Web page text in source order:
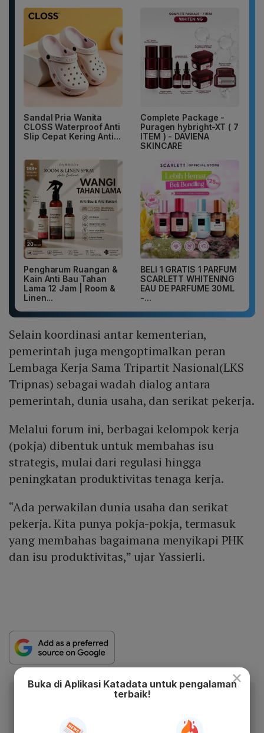
Sandal Pria Wanita
CLOSS Waterproof Anti
Slip Cepat Kering Anti...
Complete Package -
Puragen hybright-XT ( 7
ITEM ) - DAVIENA
SKINCARE
Pengharum Ruangan &
Kain Anti Bau Tahan
Lama 12 Jam | Room &
Linen...
BELI 1 GRATIS 1 PARFUM
SCARLETT WHITENING
EAU DE PARFUME 30ML
-...
Selain koordinasi antar kementerian,
pemerintah juga mengoptimalkan peran
Lembaga Kerja Sama Tripartit Nasional(LKS
Tripnas) sebagai wadah dialog antara
pemerintah, dunia usaha, dan serikat pekerja.
Melalui forum ini, berbagai kelompok kerja
(pokja) dibentuk untuk membahas isu
strategis, mulai dari regulasi hingga
peningkatan produktivitas tenaga kerja.
“Ada perwakilan dunia usaha dan serikat
pekerja. Kita punya pokja-pokja, termasuk
yang membahas bagaimana menyikapi PHK
dan isu produktivitas,” ujar Yassierli.
Baca artikel ini lewat aplikasi mobile.
fitur menarik lainnya lewat aplikasi mobile Katadata.
×
Buka di Aplikasi Katadata untuk pengalaman
terbaik!